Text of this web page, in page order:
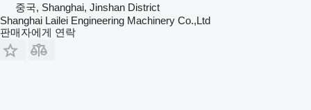
중국, Shanghai, Jinshan District
Shanghai Lailei Engineering Machinery Co.,Ltd
판매자에게 연락